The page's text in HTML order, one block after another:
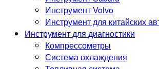
Инструмент Volvo
Инструмент для китайских
Инструмент для диагностики
Компрессометры
Система охлаждения